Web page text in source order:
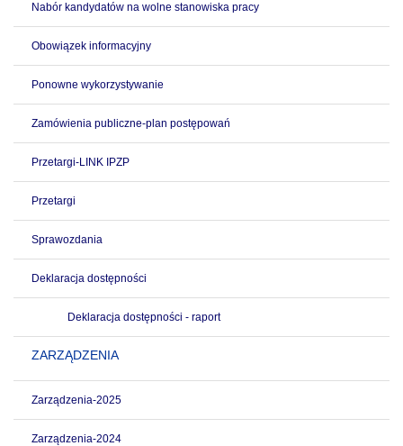
Nabór kandydatów na wolne stanowiska pracy
Obowiązek informacyjny
Ponowne wykorzystywanie
Zamówienia publiczne-plan postępowań
Przetargi-LINK IPZP
Przetargi
Sprawozdania
Deklaracja dostępności
Deklaracja dostępności - raport
ZARZĄDZENIA
Zarządzenia-2025
Zarządzenia-2024